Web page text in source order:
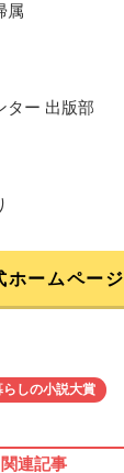
属
ター 出版部
ホームページ
らしの小説大賞
関連記事